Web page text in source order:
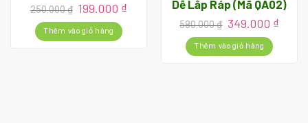
250.000₫ Giá
gốc
là:
250.000 ₫.
199.000 ₫
Thêm vào giỏ hàng
Dễ Lắp Ráp (Mã QA02)
580.000₫ Giá
gốc
là:
580.000 ₫.
349.000 ₫Giá
Thêm vào giỏ hàng